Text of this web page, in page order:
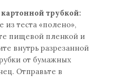
трубкой:
из теста «полено»,
пищевой пленкой и
внутрь разрезанной
от бумажных
Отправьте в